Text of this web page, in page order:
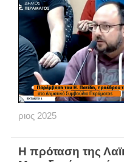
ριος 2025
H πρόταση της